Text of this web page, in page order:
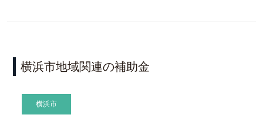
横浜市地域関連の補助金
横浜市